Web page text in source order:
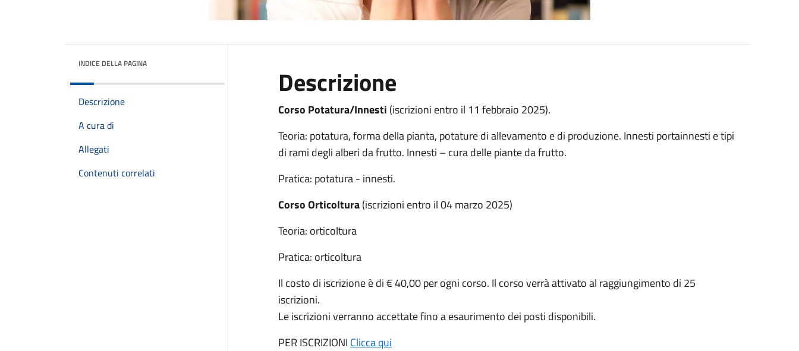
INDICE DELLA PAGINA
Descrizione
A cura di
Allegati
Contenuti correlati
Descrizione
Corso Potatura/Innesti (iscrizioni entro il 11 febbraio 2025).
Teoria: potatura, forma della pianta, potature di allevamento e di produzione. Innesti portainnesti e tipi
di rami degli alberi da frutto. Innesti – cura delle piante da frutto.
Pratica: potatura - innesti.
Corso Orticoltura(iscrizioni entro il 04 marzo 2025)
Teoria: orticoltura
Pratica: orticoltura
Il costo di iscrizione è di € 40,00 per ogni corso. Il corso verrà attivato al raggiungimento di 25
iscrizioni.
Le iscrizioni verranno accettate fino a esaurimento dei posti disponibili.
PER ISCRIZIONI Clicca qui